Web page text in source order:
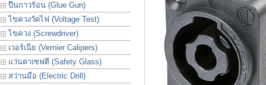
ปืนกาวร้อน (Glue Gun)
ไขควงวัดไฟ (Voltage Test)
ไขควง (Screwdriver)
เวอร์เนีย (Vernier Calipers)
แว่นตาเซฟตี (Safety Glass)
สว่านมือ (Electric Drill)